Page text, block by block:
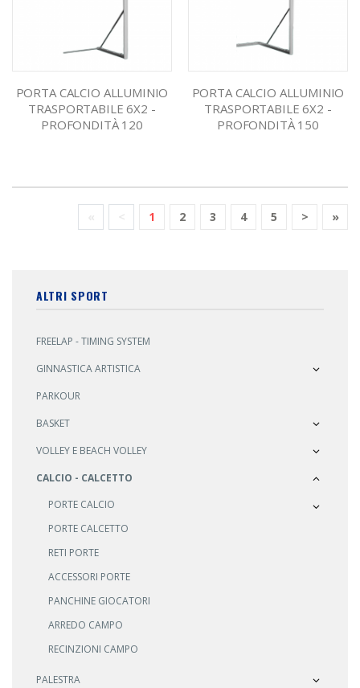
PORTA CALCIO ALLUMINIO
TRASPORTABILE 6X2 -
PROFONDITÀ 120
PORTA CALCIO ALLUMINIO
TRASPORTABILE 6X2 -
PROFONDITÀ 150
1 2 3 4 5 > »
ALTRI SPORT
FREELAP - TIMING SYSTEM
GINNASTICA ARTISTICA
PARKOUR
BASKET
VOLLEY E BEACH VOLLEY
CALCIO - CALCETTO
PORTE CALCIO
PORTE CALCETTO
RETI PORTE
ACCESSORI PORTE
PANCHINE GIOCATORI
ARREDO CAMPO
RECINZIONI CAMPO
PALESTRA